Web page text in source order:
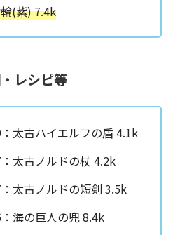
(紫) 7.4k
レシピ等
太古ハイエルフの盾 4.1k
太古ノルドの杖 4.2k
太古ノルドの短剣 3.5k
海の巨人の兜 8.4k